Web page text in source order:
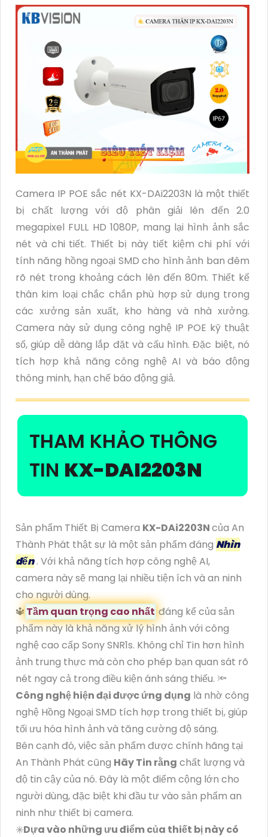
Camera IP POE sắc nét KX-DAi2203N là một thiết
bị chất lượng với độ phân giải lên đến 2.0
megapixel FULL HD 1080P, mang lại hình ảnh sắc
nét và chi tiết. Thiết bị này tiết kiệm chi phí với
tính năng hồng ngoại SMD cho hình ảnh ban đêm
rõ nét trong khoảng cách lên đến 80m. Thiết kế
thân kim loại chắc chắn phù hợp sử dụng trong
các xưởng sản xuất, kho hàng và nhà xưởng.
Camera này sử dụng công nghệ IP POE kỹ thuật
số, giúp dễ dàng lắp đặt và cấu hình. Đặc biệt, nó
tích hợp khả năng công nghệ AI và báo động
thông minh, hạn chế báo động giả.
THAM KHẢO THÔNG
TIN KX-DAI2203N
Sản phẩm Thiết Bị Camera KX-DAi2203Ncủa An
Thành Phát thật sự là một sản phẩm đáng Nhìn
đến. Với khả năng tích hợp công nghệ AI,
camera này sẽ mang lại nhiều tiện ích và an ninh
cho người dùng.
🔱 Tầm quan trọng cao nhất đáng kể của sản
phẩm này là khả năng xử lý hình ảnh với công
nghệ cao cấp Sony SNR1s. Không chỉ Tin hơn hình
ảnh trung thực mà còn cho phép bạn quan sát rõ
nét ngay cả trong điều kiện ánh sáng thiếu. 🔦
Công nghệ hiện đại được ứng dụng là nhờ công
nghệ Hồng Ngoại SMD tích hợp trong thiết bị, giúp
tối ưu hóa hình ảnh và tăng cường độ sáng.
Bên cạnh đó, việc sản phẩm được chính hãng tại
An Thành Phát cũng Hãy Tin rằng chất lượng và
độ tin cậy của nó. Đây là một điểm cộng lớn cho
người dùng, đặc biệt khi đầu tư vào sản phẩm an
ninh như thiết bị camera.
✳️Dựa vào những ưu điểm của thiết bị này có